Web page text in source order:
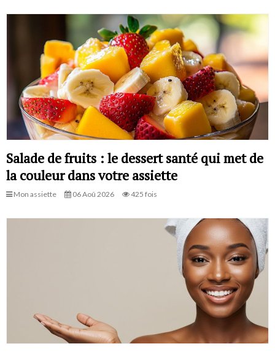
Salade de fruits : le dessert santé qui met de
la couleur dans votre assiette
Mon assiette 06 Aoû 2026 425 fois